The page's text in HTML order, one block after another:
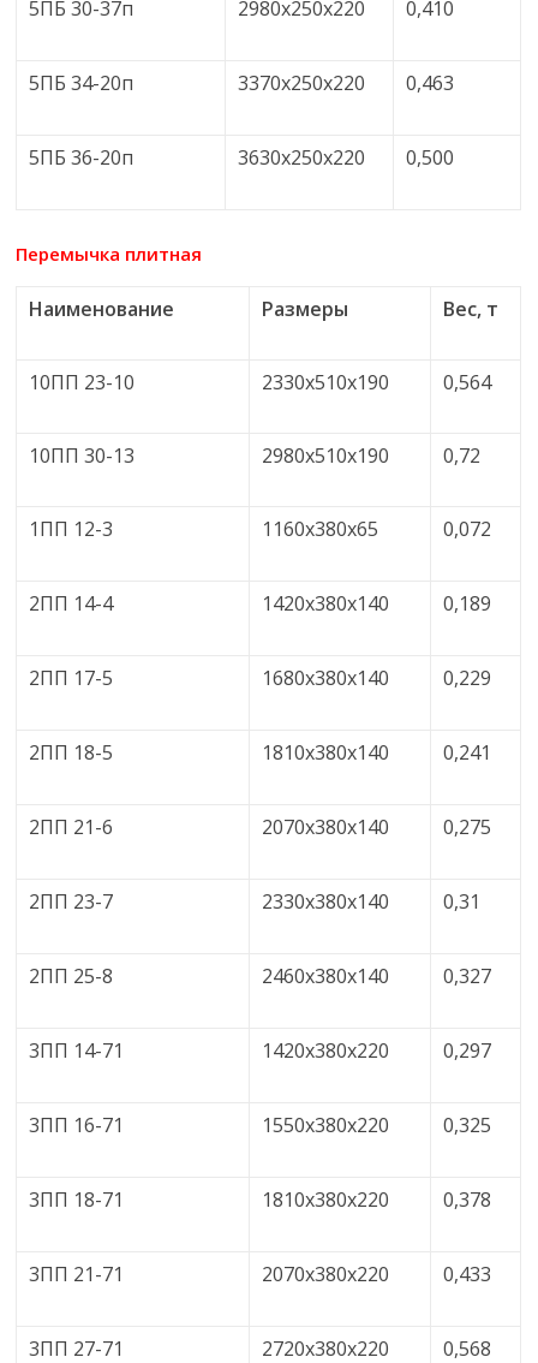
5ПБ 30-37п 2980x250x220 0,410
5ПБ 34-20п 3370x250x220 0,463
5ПБ 36-20п 3630x250x220 0,500
Перемычка плитная
Наименование Размеры Вес, т
10ПП 23-10 2330х510х190 0,564
10ПП 30-13 2980х510х190 0,72
1ПП 12-3 1160х380х65 0,072
2ПП 14-4 1420х380х140 0,189
2ПП 17-5 1680х380х140 0,229
2ПП 18-5 1810х380х140 0,241
2ПП 21-6 2070х380х140 0,275
2ПП 23-7 2330х380х140 0,31
2ПП 25-8 2460х380х140 0,327
3ПП 14-71 1420х380х220 0,297
3ПП 16-71 1550х380х220 0,325
3ПП 18-71 1810х380х220 0,378
3ПП 21-71 2070х380х220 0,433
3ПП 27-71 2720х380х220 0,568